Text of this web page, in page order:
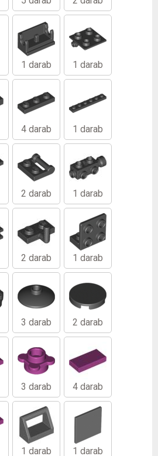
1 darab 1 darab
4 darab 1 darab
2 darab 1 darab
2 darab 1 darab
3 darab 2 darab
3 darab 4 darab
1 darab 1 darab